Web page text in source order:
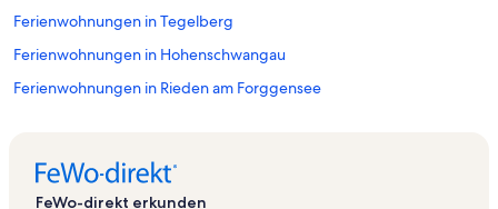
Ferienwohnungen in Tegelberg
Ferienwohnungen in Hohenschwangau
Ferienwohnungen in Rieden am Forggensee
Ferienwohnungen in Altstadt von Füssen
FeWo-direkt erkunden